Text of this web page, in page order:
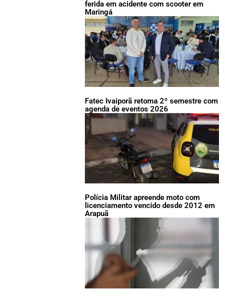
ferida em acidente com scooter em
Maringá
Fatec Ivaiporã retoma 2º semestre com
agenda de eventos 2026
Polícia Militar apreende moto com
licenciamento vencido desde 2012 em
Arapuã